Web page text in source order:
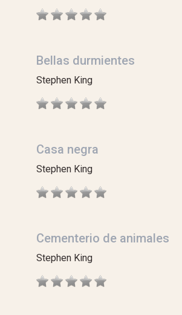
Bellas durmientes
Stephen King
Casa negra
Stephen King
Cementerio de animales
Stephen King